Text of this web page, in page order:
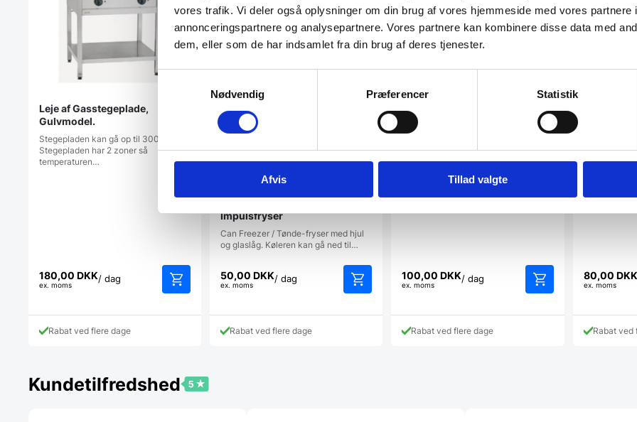
vores trafik. Vi deler også oplysninger om din brug af vores hjemmeside med vores partnere
annonceringspartnere og analysepartnere. Vores partnere kan kombinere disse data med
dem, eller som de har indsamlet fra din brug af deres tjenester.
Samtykkevalg
Nødvendig
Præferencer Statistik
Afvis Tillad valgte
Leje af Gasstegeplade,
Gulvmodel.
Stegepladen kan gå op til 300°.
Stegepladen har 2 zoner så
temperaturen…
180,00 DKK
ex. moms
/ dag
Rabat ved flere dage
Impulsfryser
Can Freezer / Tønde-fryser med hjul
og glaslåg. Køleren kan gå ned til…
50,00DKK
ex. moms
/ dag
Rabat ved flere dage
Varmeskab / Banquet
100,00DKK
ex. moms
/ dag
Rabat ved flere dage
Leje af
80,00 DKK
ex. moms
Rabat ved
Kundetilfredshed